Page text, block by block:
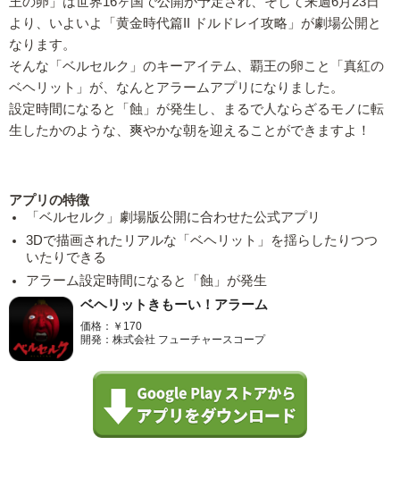
より、いよいよ「黄金時代篇II ドルドレイ攻略」が劇場公開と
なります。
そんな「ベルセルク」のキーアイテム、覇王の卵こと「真紅の
ベヘリット」が、なんとアラームアプリになりました。
設定時間になると「蝕」が発生し、まるで人ならざるモノに転
生したかのような、爽やかな朝を迎えることができますよ！
アプリの特徴
「ベルセルク」劇場版公開に合わせた公式アプリ
3Dで描画されたリアルな「ベヘリット」を揺らしたりつつ
いたりできる
アラーム設定時間になると「蝕」が発生
ベヘリットきもーい！アラーム
価格：￥170
開発：株式会社 フューチャースコープ